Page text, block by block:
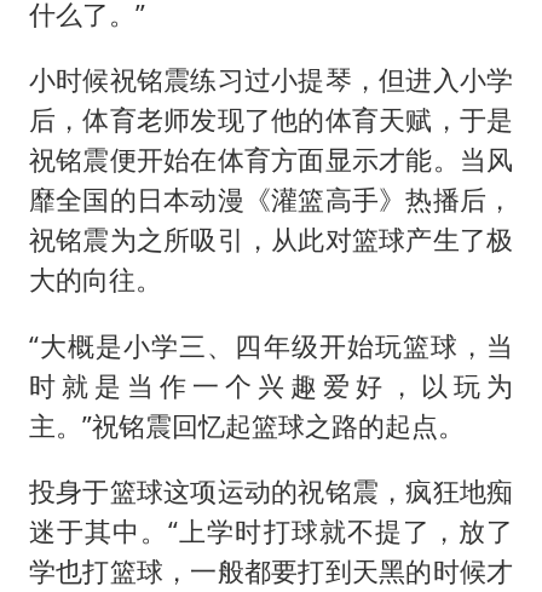
什么了。”
小时候祝铭震练习过小提琴，但进入小学
后，体育老师发现了他的体育天赋，于是
祝铭震便开始在体育方面显示才能。当风
靡全国的日本动漫《灌篮高手》热播后，
祝铭震为之所吸引，从此对篮球产生了极
大的向往。
“大概是小学三、四年级开始玩篮球，当
时就是当作一个兴趣爱好，以玩为
主。”祝铭震回忆起篮球之路的起点。
投身于篮球这项运动的祝铭震，疯狂地痴
迷于其中。“上学时打球就不提了，放了
学也打篮球，一般都要打到天黑的时候才